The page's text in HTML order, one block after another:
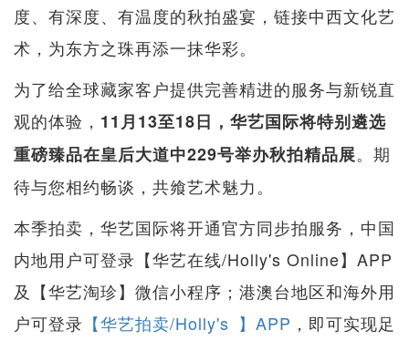
度、有深度、有温度的秋拍盛宴，链接中西文化艺
术，为东方之珠再添一抹华彩。
为了给全球藏家客户提供完善精进的服务与新锐直
观的体验， 11月13至18日，华艺国际将特别遴选
重磅臻品在皇后大道中229号举办秋拍精品展。期
待与您相约畅谈，共飨艺术魅力。
本季拍卖，华艺国际将开通官方同步拍服务，中国
内地用户可登录【华艺在线/Holly's Online】APP
及【华艺淘珍】微信小程序；港澳台地区和海外用
户可登录 【华艺拍卖/Holly's 】APP ，即可实现足